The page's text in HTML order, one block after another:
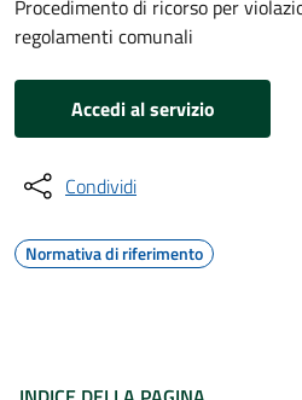
Procedimento di ricorso per
regolamenti comunali
Accedi al servizio
Condividi
Normativa di riferimento